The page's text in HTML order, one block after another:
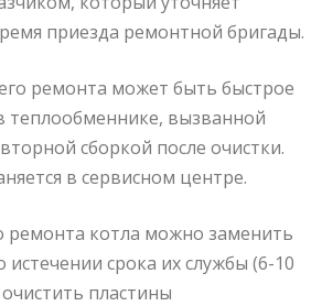
приезда ремонтной бригады.
ремонта может быть быстрое
теплообменнике, вызванной
сборкой после очистки.
в сервисном центре.
ремонта котла можно заменить
истечении срока их службы (6-10
пластины